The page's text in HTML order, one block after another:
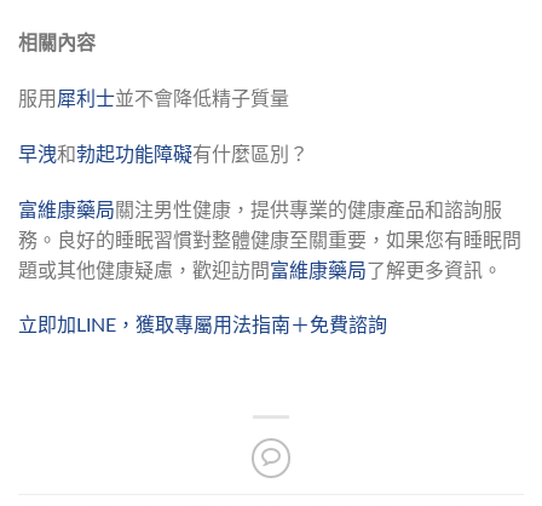
相關內容
服用 犀利士並不會降低精子質量
早洩和 勃起功能障礙有什麼區別？
富維康藥局關注男性健康，提供專業的健康產品和諮詢服
務。良好的睡眠習慣對整體健康至關重要，如果您有睡眠問
題或其他健康疑慮，歡迎訪問富維康藥局 了解更多資訊。
立即加LINE，獲取專屬用法指南＋免費諮詢